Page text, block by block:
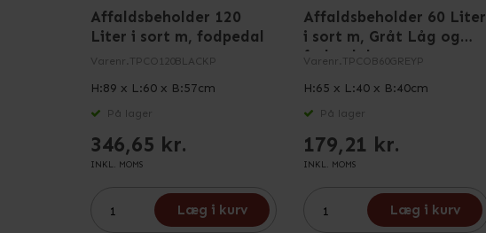
Affaldsbeholder 120
Liter i sort m, fodpedal
Varenr. TPCO120BLACKP
H:89 x L:60 x B:57cm
På lager
346,65 kr.
INKL. MOMS
Læg i kurv
Affaldsbeholder 60 Liter
i sort m, Gråt Låg og
fodpedal
Varenr. TPCOB60GREYP
H:65 x L:40 x B:40cm
På lager
179,21 kr.
INKL. MOMS
Læg i kurv